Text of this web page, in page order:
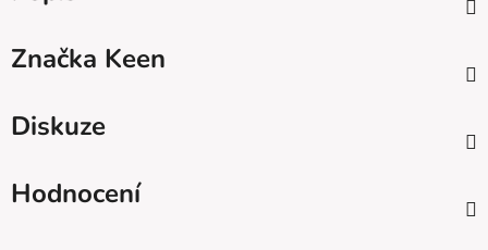
Značka Keen
Diskuze
Hodnocení